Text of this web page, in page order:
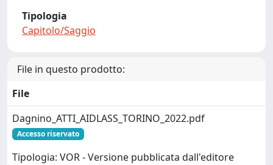
Tipologia
Capitolo/Saggio
File in questo prodotto:
File
Dagnino_ATTI_AIDLASS_TORINO_2022.pdf
Accesso riservato
Tipologia: VOR - Versione pubblicata dall'editore